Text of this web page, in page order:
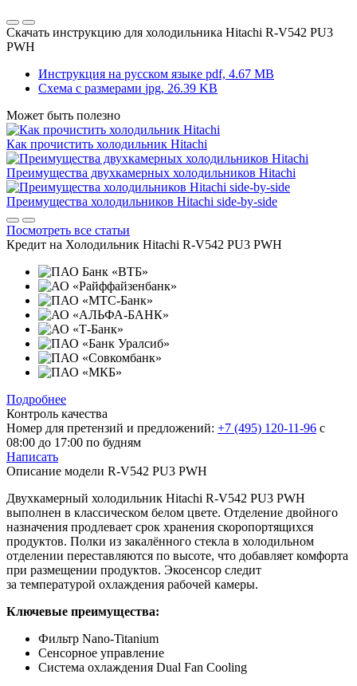
Скачать инструкцию для холодильника Hitachi R-V542 PU3
PWH
Инструкция на русском языке pdf, 4.67 MB
Схема с размерами jpg, 26.39 KB
Может быть полезно
Как прочистить холодильник Hitachi
Преимущества двухкамерных холодильников Hitachi
Преимущества холодильников Hitachi side-by-side
Посмотреть все статьи
Кредит на Холодильник Hitachi R-V542 PU3 PWH
Подробнее
Контроль качества
Номер для претензий и предложений: +7 (495) 120-11-96 с
08:00 до 17:00 по будням
Написать
Описание модели R-V542 PU3 PWH
Двухкамерный холодильник Hitachi R-V542 PU3 PWH
выполнен в классическом белом цвете. Отделение двойного
назначения продлевает срок хранения скоропортящихся
продуктов. Полки из закалённого стекла в холодильном
отделении переставляются по высоте, что добавляет комфорта
при размещении продуктов. Экосенсор следит
за температурой охлаждения рабочей камеры.
Ключевые преимущества:
Фильтр Nano-Titanium
Сенсорное управление
Система охлаждения Dual Fan Cooling